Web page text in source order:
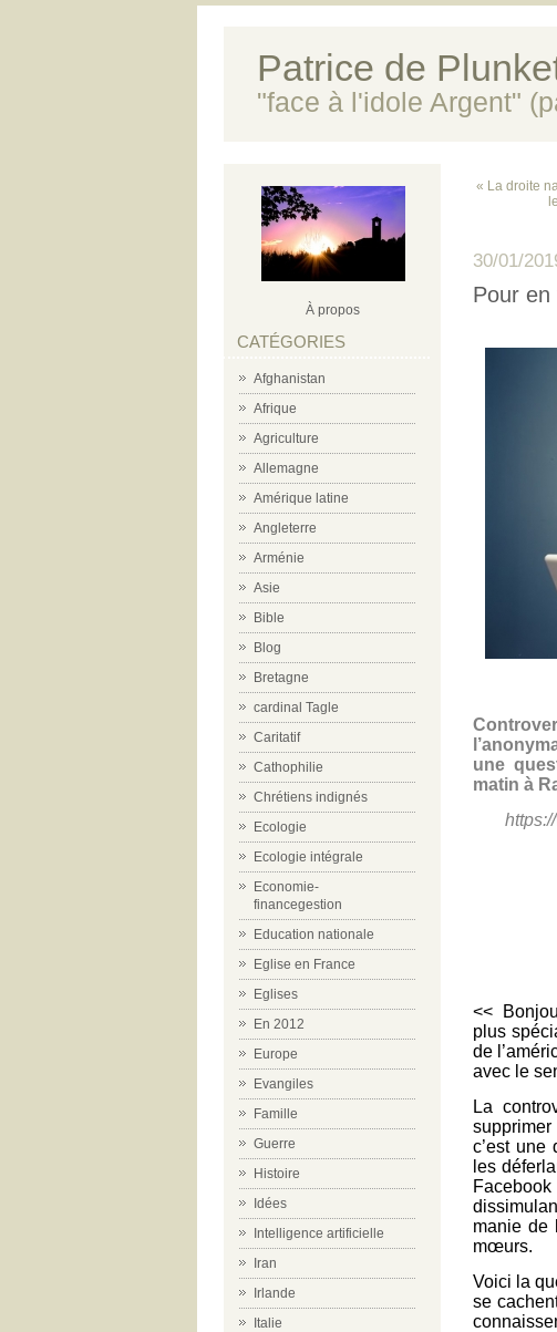
Patrice de
"face à l'idole Argent"
À propos
CATÉGORIES
Afghanistan
Afrique
Agriculture
Allemagne
Amérique latine
Angleterre
Arménie
Asie
Bible
Blog
Bretagne
cardinal Tagle
Caritatif
Cathophilie
Chrétiens indignés
Ecologie
Ecologie intégrale
Economie-
financegestion
Education nationale
Eglise en France
Eglises
En 2012
Europe
Evangiles
Famille
Guerre
Histoire
Idées
Intelligence artificielle
Iran
Irlande
Italie
« La droite
30/01/
Pour
une
matin à
<<
plus
de
avec le
La
supprimer
c’est une
les
manie de
mœurs.
Voici la
se